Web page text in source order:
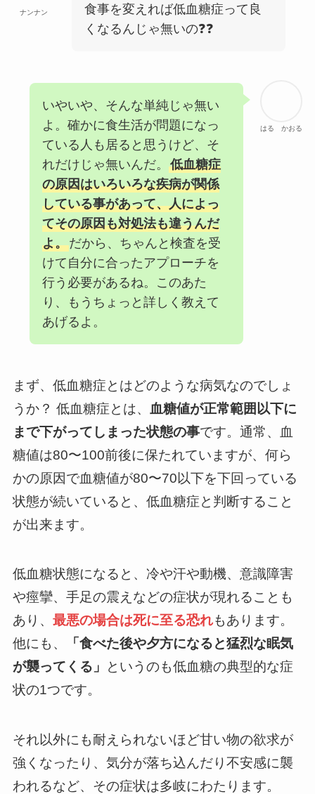
ナンナン
食事を変えれば低血糖症って良
くなるんじゃ無いの❓❓
はる かおる
いやいや、そんな単純じゃ無い
よ。確かに食生活が問題になっ
ている人も居ると思うけど、そ
れだけじゃ無いんだ。 低血糖症
の原因はいろいろな疾病が関係
している事があって、人によっ
てその原因も対処法も違うんだ
よ。だから、ちゃんと検査を受
けて自分に合ったアプローチを
行う必要があるね。このあた
り、もうちょっと詳しく教えて
あげるよ。
まず、低血糖症とはどのような病気なのでしょ
うか？ 低血糖症とは、 血糖値が正常範囲以下に
まで下がってしまった状態の事です。通常、血
糖値は80〜100前後に保たれていますが、何ら
かの原因で血糖値が80〜70以下を下回っている
状態が続いていると、低血糖症と判断すること
が出来ます。
低血糖状態になると、冷や汗や動機、意識障害
や痙攣、手足の震えなどの症状が現れることも
あり、 最悪の場合は死に至る恐れもあります。
他にも、
「食べた後や夕方になると猛烈な眠気
が襲ってくる」
というのも低血糖の典型的な症
状の1つです。
それ以外にも耐えられないほど甘い物の欲求が
強くなったり、気分が落ち込んだり不安感に襲
われるなど、その症状は多岐にわたります。